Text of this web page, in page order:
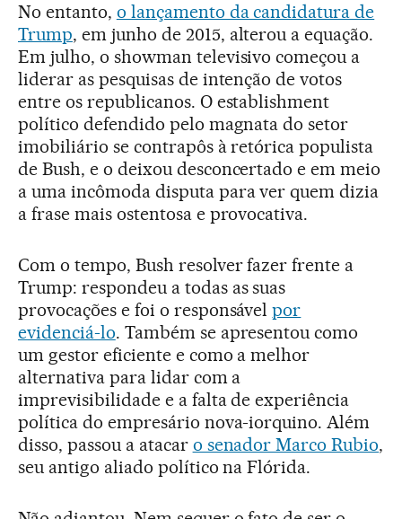
No entanto, o lançamento da candidatura de
Trump, em junho de 2015, alterou a equação.
Em julho, o showman televisivo começou a
liderar as pesquisas de intenção de votos
entre os republicanos. O establishment
político defendido pelo magnata do setor
imobiliário se contrapôs à retórica populista
de Bush, e o deixou desconcertado e em meio
a uma incômoda disputa para ver quem dizia
a frase mais ostentosa e provocativa.
Com o tempo, Bush resolver fazer frente a
Trump: respondeu a todas as suas
provocações e foi o responsávelpor
evidenciá-lo. Também se apresentou como
um gestor eficiente e como a melhor
alternativa para lidar com a
imprevisibilidade e a falta de experiência
política do empresário nova-iorquino. Além
disso, passou a atacar o senador Marco Rubio,
seu antigo aliado político na Flórida.